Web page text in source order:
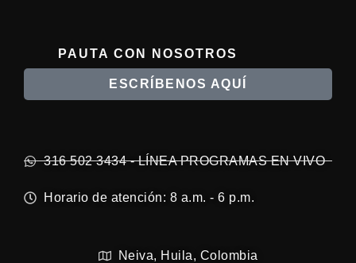
PAUTA CON NOSOTROS
ESCRÍBENOS AQUÍ
316 502 3434 - LÍNEA PROGRAMAS EN VIVO
Horario de atención: 8 a.m. - 6 p.m.
Neiva, Huila, Colombia